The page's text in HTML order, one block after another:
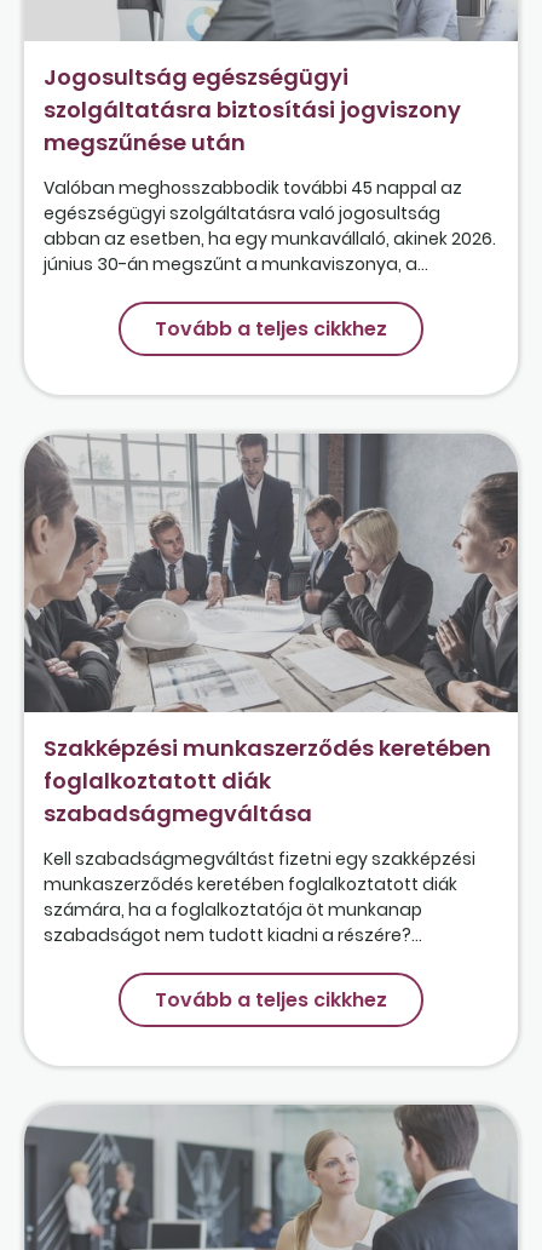
Jogosultság egészségügyi
szolgáltatásra biztosítási jogviszony
megszűnése után
Valóban meghosszabbodik további 45 nappal az
egészségügyi szolgáltatásra való jogosultság
abban az esetben, ha egy munkavállaló, akinek 2026.
június 30-án megszűnt a munkaviszonya, a...
Tovább a teljes cikkhez
Szakképzési munkaszerződés keretében
foglalkoztatott diák
szabadságmegváltása
Kell szabadságmegváltást fizetni egy szakképzési
munkaszerződés keretében foglalkoztatott diák
számára, ha a foglalkoztatója öt munkanap
szabadságot nem tudott kiadni a részére?...
Tovább a teljes cikkhez